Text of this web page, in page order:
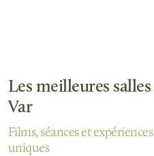
Les meilleures
Var
Films, séances et
uniques